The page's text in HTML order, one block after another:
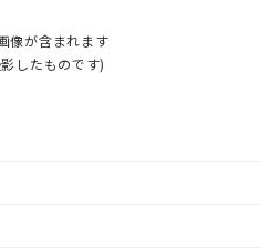
像が含まれます
したものです)